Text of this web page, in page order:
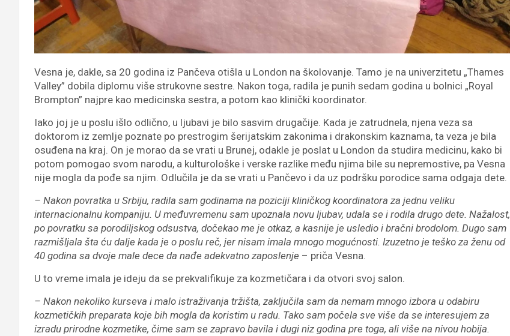
Vesna je, dakle, sa 20 godina iz Pančeva otišla u London na školovanje. Tamo je na univerzitetu „Thames
Valley” dobila diplomu više strukovne sestre. Nakon toga, radila je punih sedam godina u bolnici „Royal
Brompton” najpre kao medicinska sestra, a potom kao klinički koordinator.
Iako joj je u poslu išlo odlično, u ljubavi je bilo sasvim drugačije. Kada je zatrudnela, njena veza sa
doktorom iz zemlje poznate po prestrogim šerijatskim zakonima i drakonskim kaznama, ta veza je bila
osuđena na kraj. On je morao da se vrati u Brunej, odakle je poslat u London da studira medicinu, kako bi
potom pomogao svom narodu, a kulturološke i verske razlike među njima bile su nepremostive, pa Vesna
nije mogla da pođe sa njim. Odlučila je da se vrati u Pančevo i da uz podršku porodice sama odgaja dete.
– Nakon povratka u Srbiju, radila sam godinama na poziciji kliničkog koordinatora za jednu veliku
internacionalnu kompaniju. U međuvremenu sam upoznala novu ljubav, udala se i rodila drugo dete. Nažalost,
po povratku sa porodiljskog odsustva, dočekao me je otkaz, a kasnije je usledio i bračni brodolom. Dugo sam
razmišljala šta ću dalje kada je o poslu reč, jer nisam imala mnogo mogućnosti. Izuzetno je teško za ženu od
40 godina sa dvoje male dece da nađe adekvatno zaposlenje – priča Vesna.
U to vreme imala je ideju da se prekvalifikuje za kozmetičara i da otvori svoj salon.
– Nakon nekoliko kurseva i malo istraživanja tržišta, zaključila sam da nemam mnogo izbora u odabiru
kozmetičkih preparata koje bih mogla da koristim u radu. Tako sam počela sve više da se interesujem za
izradu prirodne kozmetike, čime sam se zapravo bavila i dugi niz godina pre toga, ali više na nivou hobija.